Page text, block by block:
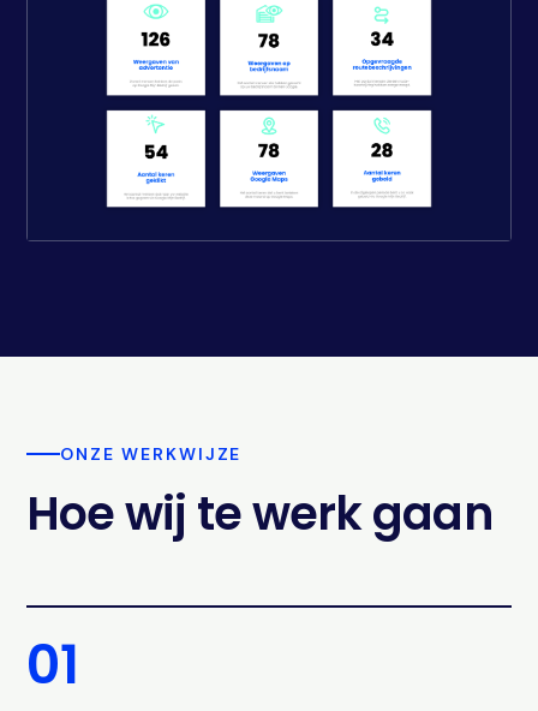
ONZE WERKWIJZE
Hoe wij te werk gaan
01